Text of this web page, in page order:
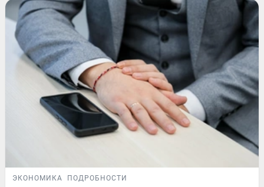
ЭКОНОМИКА ПОДРОБНОСТИ